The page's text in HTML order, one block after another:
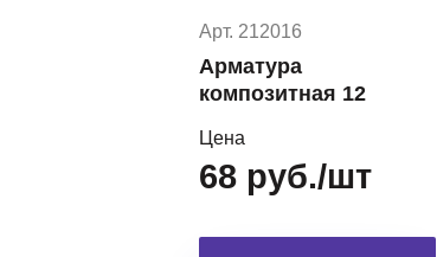
Арт. 212016
Арматура
композитная 12
Цена
68 руб./шт